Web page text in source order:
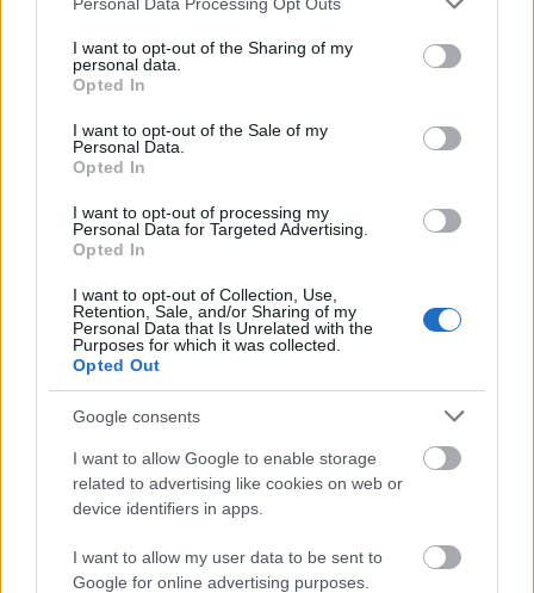
not limited to your visit or usage behaviour. You may click to
grant or deny consent to Google and its third-party tags to
use your data for below specified purposes in below Google
consent section.
I want to opt-out of the Sharing of my
personal data.
Opted In
I want to opt-out of the Sale of my
Personal Data.
Opted In
I want to opt-out of processing my
Personal Data for Targeted Advertising.
Opted In
I want to opt-out of Collection, Use,
Retention, Sale, and/or Sharing of my
Personal Data that Is Unrelated with the
Purposes for which it was collected.
Opted Out
Google consents
I want to allow Google to enable storage
related to advertising like cookies on web or
device identifiers in apps.
I want to allow my user data to be sent to
Google for online advertising purposes.
ΕΟΠΥΥ: Επίδομα έως 150 ευρώ – Ποιοι
ασφαλισμένοι το δικαιούνται
Τι σημαίνει η λέξη «ρίψασπις»
Προσλήψεις σε σχολεία: 1.116 θέσεις
εργασίας με απολυτήριο γυμνασίου
Τουρισμός για Όλους 2026: Ποιοι
μπορούν να κάνουν αίτηση σήμερα –
Voucher έως 600 ευρώ